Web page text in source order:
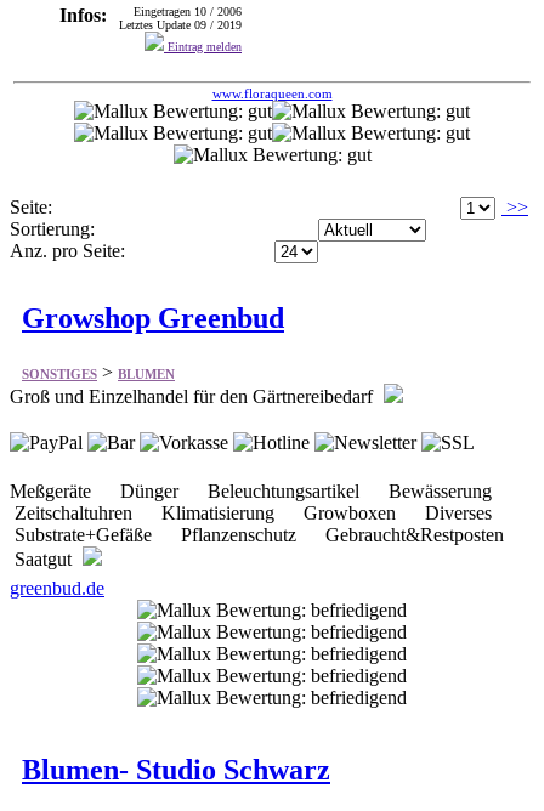
Infos:
Eingetragen 10 / 2006
Letztes Update 09 / 2019
Eintrag melden
www.floraqueen.com
Seite:
>>
Sortierung:
Anz. pro Seite:
Growshop Greenbud
SONSTIGES > BLUMEN
Groß und Einzelhandel für den Gärtnereibedarf
Meßgeräte Dünger Beleuchtungsartikel Bewässerung
Zeitschaltuhren Klimatisierung Growboxen Diverses
Substrate+Gefäße Pflanzenschutz Gebraucht&Restposten
Saatgut
greenbud.de
Blumen- Studio Schwarz